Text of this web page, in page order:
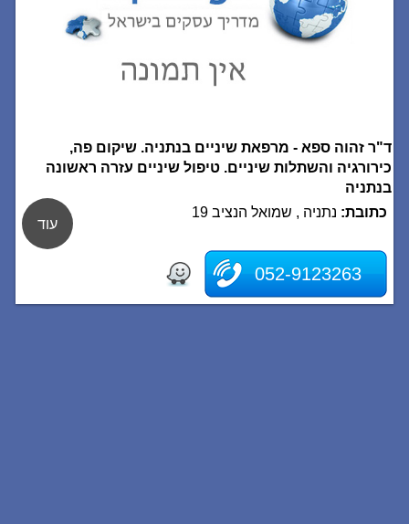
ד"ר זהוה ספא - מרפאת שיניים בנתניה. שיקום פה,
כירורגיה והשתלות שיניים. טיפול שיניים עזרה ראשונה
בנתניה
כתובת: נתניה , שמואל הנציב 19
052-9123263
עוד